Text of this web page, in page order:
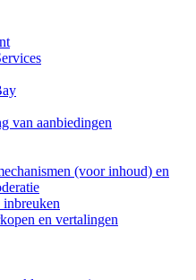
van aanbiedingen
(voor inhoud) en
inbreuken
en vertalingen